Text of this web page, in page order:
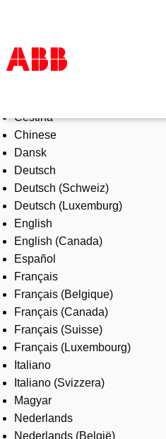
Products & Solutions
Industries
Services
About us
Where to buy
Contact us
Careers
Čeština
Chinese
Dansk
Deutsch
Deutsch (Schweiz)
Deutsch (Luxemburg)
English
English (Canada)
Español
Français
Français (Belgique)
Français (Canada)
Français (Suisse)
Français (Luxembourg)
Italiano
Italiano (Svizzera)
Magyar
Nederlands
Nederlands (België)